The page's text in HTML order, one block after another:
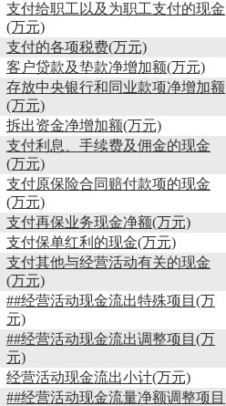
支付给职工以及为职工支付的现金
(万元)
支付的各项税费(万元)
客户贷款及垫款净增加额(万元)
存放中央银行和同业款项净增加额
(万元)
拆出资金净增加额(万元)
支付利息、手续费及佣金的现金
(万元)
支付原保险合同赔付款项的现金
(万元)
支付再保业务现金净额(万元)
支付保单红利的现金(万元)
支付其他与经营活动有关的现金
(万元)
##经营活动现金流出特殊项目(万
元)
##经营活动现金流出调整项目(万
元)
经营活动现金流出小计(万元)
##经营活动现金流量净额调整项目